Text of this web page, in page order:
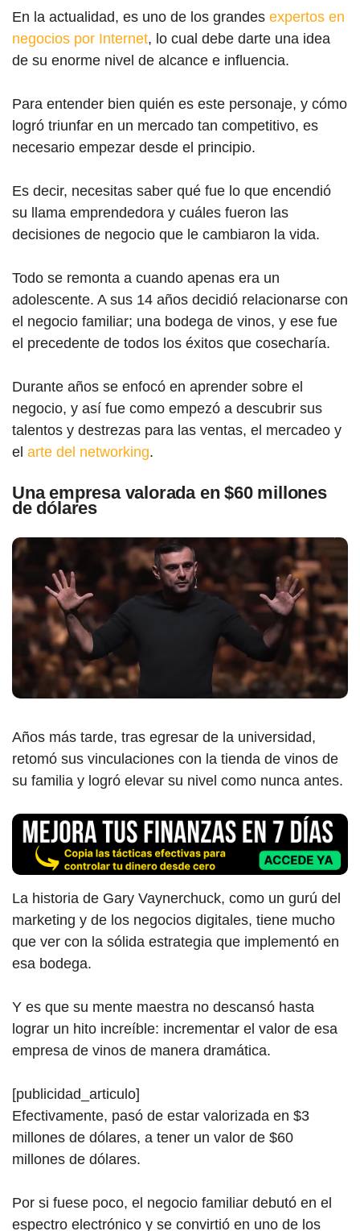
En la actualidad, es uno de los grandes expertos en
negocios por Internet, lo cual debe darte una idea
de su enorme nivel de alcance e influencia.
Para entender bien quién es este personaje, y cómo
logró triunfar en un mercado tan competitivo, es
necesario empezar desde el principio.
Es decir, necesitas saber qué fue lo que encendió
su llama emprendedora y cuáles fueron las
decisiones de negocio que le cambiaron la vida.
Todo se remonta a cuando apenas era un
adolescente. A sus 14 años decidió relacionarse con
el negocio familiar; una bodega de vinos, y ese fue
el precedente de todos los éxitos que cosecharía.
Durante años se enfocó en aprender sobre el
negocio, y así fue como empezó a descubrir sus
talentos y destrezas para las ventas, el mercadeo y
el arte del networking.
Una empresa valorada en $60 millones
de dólares
Años más tarde, tras egresar de la universidad,
retomó sus vinculaciones con la tienda de vinos de
su familia y logró elevar su nivel como nunca antes.
La historia de Gary Vaynerchuck, como un gurú del
marketing y de los negocios digitales, tiene mucho
que ver con la sólida estrategia que implementó en
esa bodega.
Y es que su mente maestra no descansó hasta
lograr un hito increíble: incrementar el valor de esa
empresa de vinos de manera dramática.
[publicidad_articulo]
Efectivamente, pasó de estar valorizada en $3
millones de dólares, a tener un valor de $60
millones de dólares.
Por si fuese poco, el negocio familiar debutó en el
espectro electrónico y se convirtió en uno de los